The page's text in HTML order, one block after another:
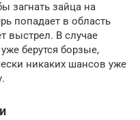
загнать зайца на
попадает в область
выстрел. В случае
берутся борзые,
никаких шансов уже